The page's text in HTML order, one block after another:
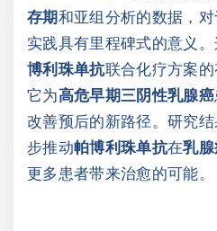
存期和亚组分析的数据，
实践具有里程碑式的意义
博利珠单抗联合化疗方案的
它为高危早期三阴性乳腺癌
改善预后的新路径。研究
步推动帕博利珠单抗在乳
更多患者带来治愈的可能。